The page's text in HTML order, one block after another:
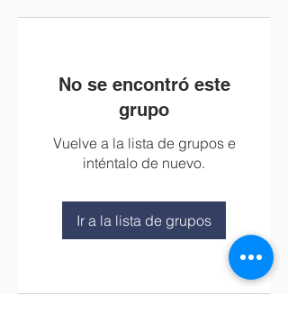
No se encontró este
grupo
Vuelve a la lista de grupos e
inténtalo de nuevo.
Ir a la lista de grupos